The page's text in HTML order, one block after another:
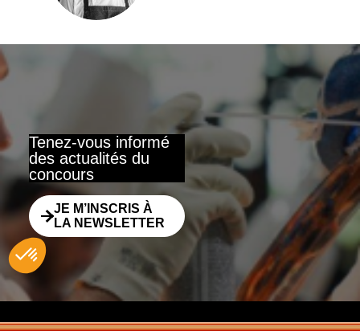
Tenez-vous informé
des actualités du
concours
JE M’INSCRIS À
LA NEWSLETTER